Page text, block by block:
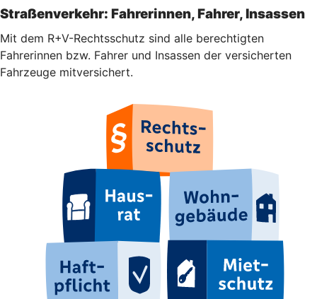
Straßenverkehr: Fahrerinnen, Fahrer, Insassen
Mit dem R+V-Rechtsschutz sind alle berechtigten
Fahrerinnen bzw. Fahrer und Insassen der versicherten
Fahrzeuge mitversichert.